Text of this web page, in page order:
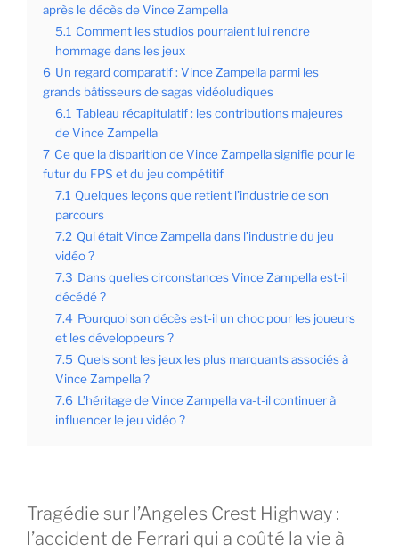
après le décès de Vince Zampella
5.1 Comment les studios pourraient lui rendre
hommage dans les jeux
6 Un regard comparatif : Vince Zampella parmi les
grands bâtisseurs de sagas vidéoludiques
6.1 Tableau récapitulatif : les contributions majeures
de Vince Zampella
7 Ce que la disparition de Vince Zampella signifie pour le
futur du FPS et du jeu compétitif
7.1 Quelques leçons que retient l’industrie de son
parcours
7.2 Qui était Vince Zampella dans l’industrie du jeu
vidéo ?
7.3 Dans quelles circonstances Vince Zampella est-il
décédé ?
7.4 Pourquoi son décès est-il un choc pour les joueurs
et les développeurs ?
7.5 Quels sont les jeux les plus marquants associés à
Vince Zampella ?
7.6 L’héritage de Vince Zampella va-t-il continuer à
influencer le jeu vidéo ?
Tragédie sur l’Angeles Crest Highway :
l’accident de Ferrari qui a coûté la vie à